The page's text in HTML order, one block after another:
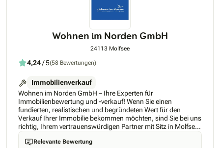
Wohnen im Norden GmbH
24113 Molfsee
4,24/ 5(58 Bewertungen)
Immobilienverkauf
Wohnen im Norden GmbH – Ihre Experten für
Immobilienbewertung und -verkauf! Wenn Sie einen
fundierten, realistischen und begründeten Wert für den
Verkauf Ihrer Immobilie bekommen möchten, sind Sie bei uns
richtig, Ihrem vertrauenswürdigen Partner mit Sitz in Molfsee
bei Kiel und in Hamburg. Seit unserer Gründung im Jahr
2010 stehen wir Ihnen mit fast 15 Jahren geballter Erfahrung
Relevante Bewertung